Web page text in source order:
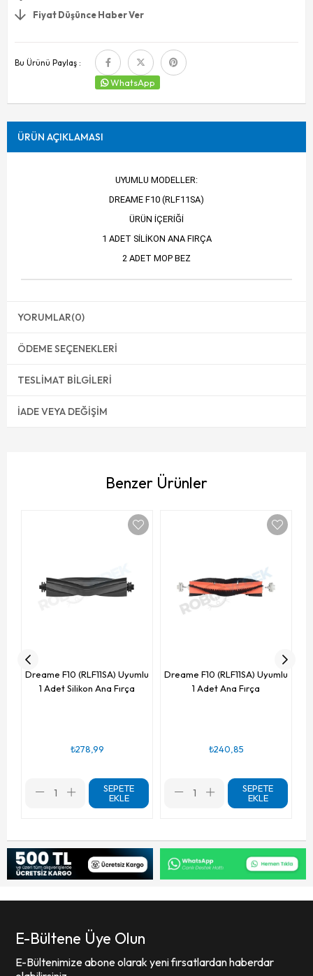
Fiyat Düşünce Haber Ver
Bu Ürünü Paylaş :
WhatsApp
ÜRÜN AÇIKLAMASI
UYUMLU MODELLER:
DREAME F10 (RLF11SA)
ÜRÜN İÇERİĞİ
1 ADET SİLİKON ANA FIRÇA
2 ADET MOP BEZ
YORUMLAR(0)
ÖDEME SEÇENEKLERI
TESLIMAT BILGILERI
İADE VEYA DEĞIŞIM
Benzer Ürünler
Dreame F10 (RLF11SA) Uyumlu
1 Adet Silikon Ana Fırça
₺278,99
SEPETE
EKLE
Dreame F10 (RLF11SA) Uyumlu
1 Adet Ana Fırça
₺240,85
SEPETE
EKLE
E-Bültene Üye Olun
E-Bültenimize abone olarak yeni fırsatlardan haberdar